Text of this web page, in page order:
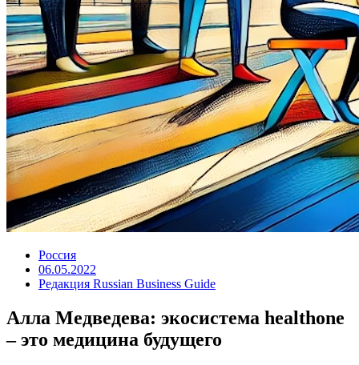
Россия
06.05.2022
Редакция Russian Business Guide
Алла Медведева: экосистема healthone
– это медицина будущего